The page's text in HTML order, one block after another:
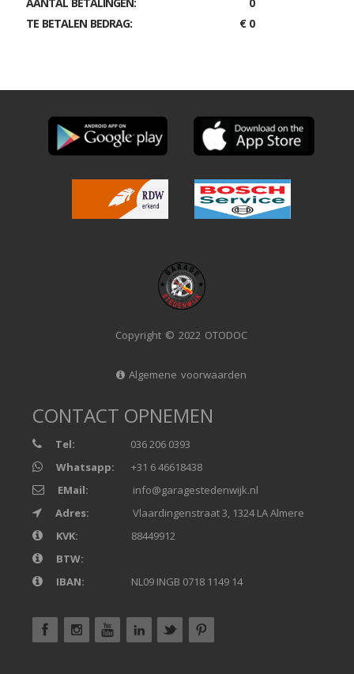
TE BETALEN BEDRAG:
€ 0
Copyright © 2022 OTODOC
Algemene voorwaarden
CONTACT OPNEMEN
Tel:
036 206 0393
Whatsapp:
+31 6 46618438
EMail:
info@garagestedenwijk.nl
Adres:
Vlaardingenstraat 3, 1324 LA Almere
KVK:
88449912
BTW:
IBAN:
NL09 INGB 0718 1149 14